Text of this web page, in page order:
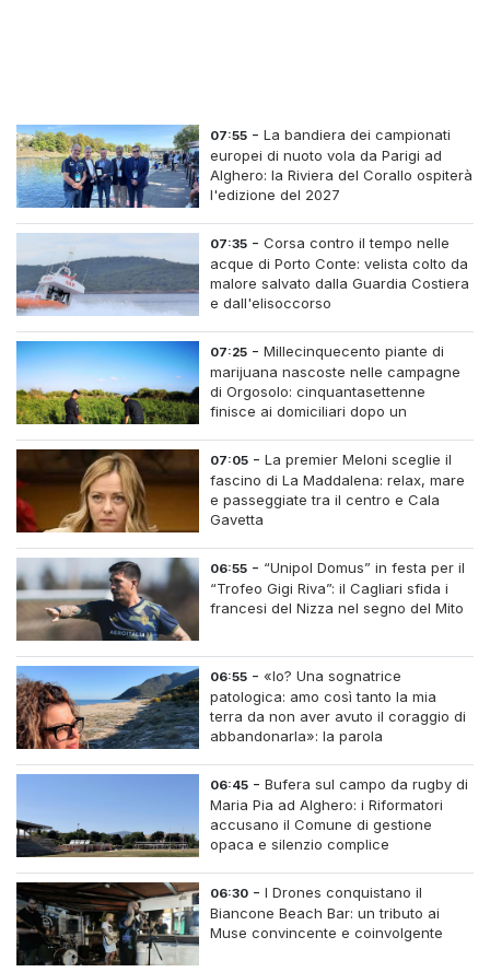
07:55 -La bandiera dei campionati
europei di nuoto vola da Parigi ad
Alghero: la Riviera del Corallo ospiterà
l'edizione del 2027
07:35 -Corsa contro il tempo nelle
acque di Porto Conte: velista colto da
malore salvato dalla Guardia Costiera
e dall'elisoccorso
07:25 -Millecinquecento piante di
marijuana nascoste nelle campagne
di Orgosolo: cinquantasettenne
finisce ai domiciliari dopo un
07:05 -La premier Meloni sceglie il
fascino di La Maddalena: relax, mare
e passeggiate tra il centro e Cala
Gavetta
06:55 - “Unipol Domus” in festa per il
“Trofeo Gigi Riva”: il Cagliari sfida i
francesi del Nizza nel segno del Mito
06:55 - «Io? Una sognatrice
patologica: amo così tanto la mia
terra da non aver avuto il coraggio di
abbandonarla»: la parola
06:45 -Bufera sul campo da rugby di
Maria Pia ad Alghero: i Riformatori
accusano il Comune di gestione
opaca e silenzio complice
06:30 -I Drones conquistano il
Biancone Beach Bar: un tributo ai
Muse convincente e coinvolgente